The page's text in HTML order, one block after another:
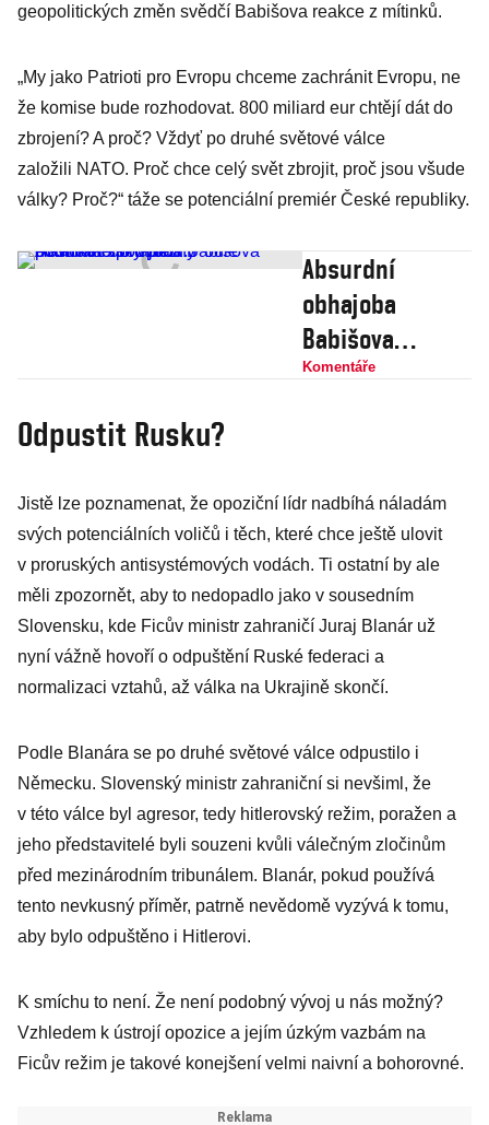
geopolitických změn svědčí Babišova reakce z mítinků.
„My jako Patrioti pro Evropu chceme zachránit Evropu, ne
že komise bude rozhodovat. 800 miliard eur chtějí dát do
zbrojení? A proč? Vždyť po druhé světové válce
založili NATO. Proč chce celý svět zbrojit, proč jsou všude
války? Proč?“ táže se potenciální premiér České republiky.
Absurdní
obhajoba
Babišova
dotačního
podnikatelský
plán
Komentáře
Odpustit Rusku?
Jistě lze poznamenat, že opoziční lídr nadbíhá náladám
svých potenciálních voličů i těch, které chce ještě ulovit
v proruských antisystémových vodách. Ti ostatní by ale
měli zpozornět, aby to nedopadlo jako v sousedním
Slovensku, kde Ficův ministr zahraničí Juraj Blanár už
nyní vážně hovoří o odpuštění Ruské federaci a
normalizaci vztahů, až válka na Ukrajině skončí.
Podle Blanára se po druhé světové válce odpustilo i
Německu. Slovenský ministr zahraniční si nevšiml, že
v této válce byl agresor, tedy hitlerovský režim, poražen a
jeho představitelé byli souzeni kvůli válečným zločinům
před mezinárodním tribunálem. Blanár, pokud používá
tento nevkusný příměr, patrně nevědomě vyzývá k tomu,
aby bylo odpuštěno i Hitlerovi.
K smíchu to není. Že není podobný vývoj u nás možný?
Vzhledem k ústrojí opozice a jejím úzkým vazbám na
Ficův režim je takové konejšení velmi naivní a bohorovné.